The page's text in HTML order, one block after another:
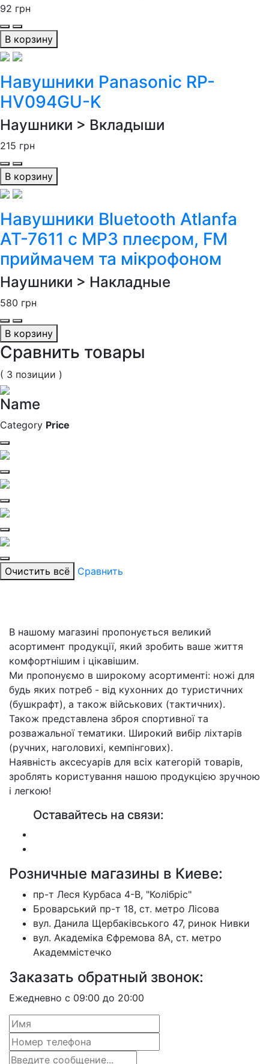
92 грн
В корзину
Навушники Panasonic RP-
HV094GU-K
Наушники > Вкладыши
215 грн
В корзину
Навушники Bluetooth Atlanfa
AT-7611 c MP3 плеєром, FM
приймачем та мікрофоном
Наушники > Накладные
580 грн
В корзину
Сравнить товары
( 3 позиции )
Name
Category Price
Очистить всё Сравнить
В нашому магазині пропонується великий
асортимент продукції, який зробить ваше життя
комфортнішим і цікавішим.
Ми пропонуємо в широкому асортименті: ножі для
будь яких потреб - від кухонних до туристичних
(бушкрафт), а також військових (тактичних).
Також представлена зброя спортивної та
розважальної тематики. Широкий вибір ліхтарів
(ручних, наголовихі, кемпінгових).
Наявність аксесуарів для всіх категорій товарів,
зроблять користування нашою продукцією зручною
і легкою!
Оставайтесь на связи:
Розничные магазины в Киеве:
пр-т Леся Курбаса 4-В, "Колібріс"
Броварський пр-т 18, ст. метро Лісова
вул. Данила Щербаківського 47, ринок Нивки
вул. Академіка Єфремова 8А, ст. метро
Академмістечко
Заказать обратный звонок:
Ежедневно с 09:00 до 20:00